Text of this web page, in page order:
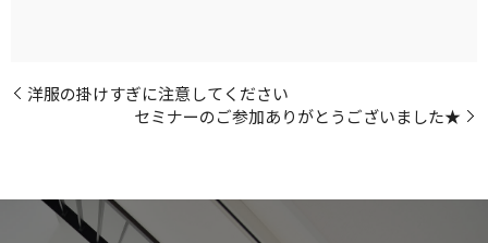
洋服の掛けすぎに注意してください
セミナーのご参加ありがとうございました★